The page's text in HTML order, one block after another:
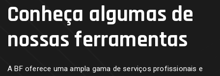
Conheça algumas de
nossas ferramentas
A BF oferece uma ampla gama de serviços profissionais e